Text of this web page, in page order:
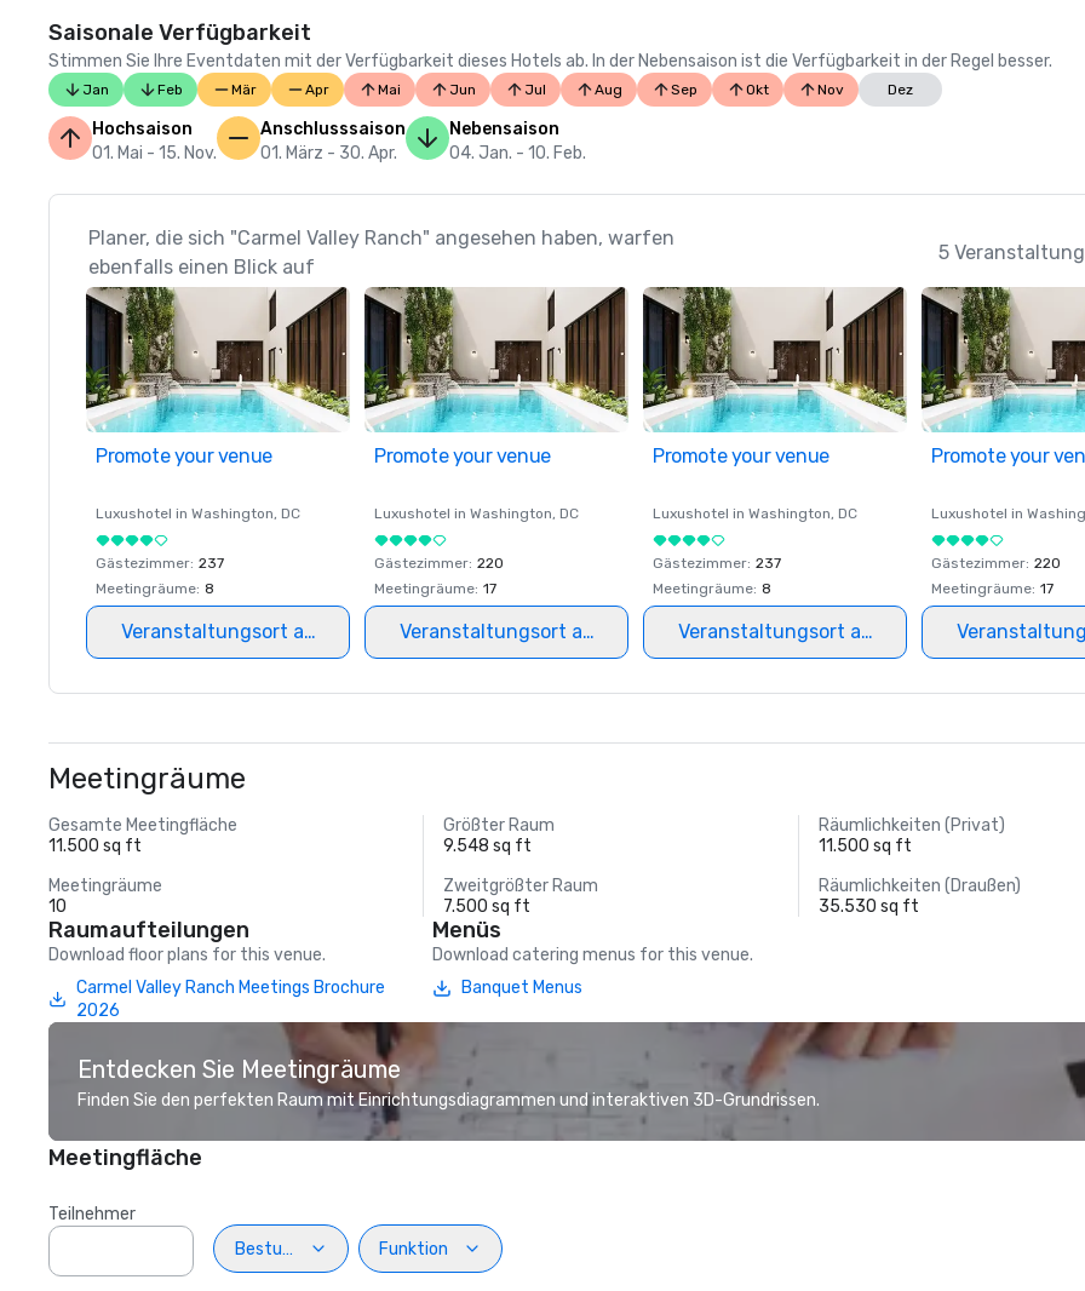
Saisonale Verfügbarkeit
Stimmen Sie Ihre Eventdaten mit der Verfügbarkeit dieses Hotels ab. In der Nebensaison ist die Verfügbarkeit in der Regel besser.
Jan Feb Mär Apr Mai Jun Jul Aug Sep Okt Nov Dez
Hochsaison
01. Mai - 15. Nov.
Anschlusssaison
01. März - 30. Apr.
Nebensaison
04. Jan. - 10. Feb.
Planer, die sich "Carmel Valley Ranch" angesehen haben, warfen
ebenfalls einen Blick auf
5
Promote your venue
Luxushotel in Washington, DC
Gästezimmer: 237
Meetingräume: 8
Veranstaltungsort auswählen
Promote your venue
Luxushotel in Washington, DC
Gästezimmer: 220
Meetingräume: 17
Veranstaltungsort auswählen
Promote your venue
Luxushotel in Washington, DC
Gästezimmer: 237
Meetingräume: 8
Veranstaltungsort auswählen
Promote your
Luxushotel in
Gästezimmer: 220
Meetingräume: 17
Meetingräume
Gesamte Meetingfläche
11.500 sq ft
Größter Raum
9.548 sq ft
Räumlichkeiten (Privat)
11.500 sq ft
Meetingräume
10
Zweitgrößter Raum
7.500 sq ft
Räumlichkeiten (Draußen)
35.530 sq ft
Raumaufteilungen
Download floor plans for this venue.
Carmel Valley Ranch Meetings Brochure
2026
Menüs
Download catering menus for this venue.
Banquet Menus
Entdecken Sie Meetingräume
Finden Sie den perfekten Raum mit Einrichtungsdiagrammen und interaktiven 3D-Grundrissen.
Meetingfläche
Teilnehmer
Bestuhlung
Funktion